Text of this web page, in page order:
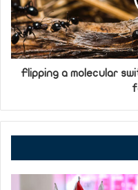
Flipping a molecular